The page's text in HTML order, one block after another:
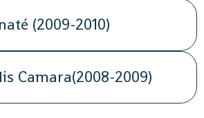
(2009-2010)
Camara(2008-2009)